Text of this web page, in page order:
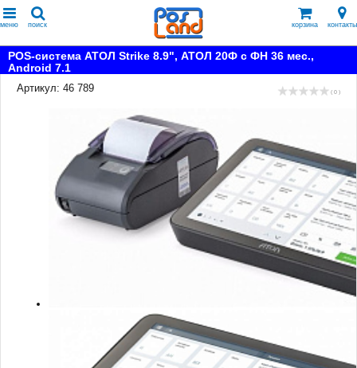
меню поиск корзина контакты
POS-система АТОЛ Strike 8.9", АТОЛ 20Ф с ФН 36 мес.,
Android 7.1
Артикул: 46 789
( 0 )